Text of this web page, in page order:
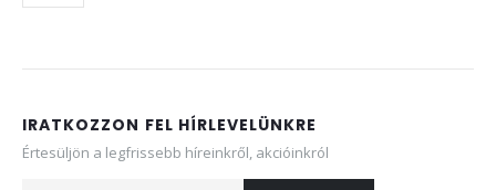
IRATKOZZON FEL HÍRLEVELÜNKRE
Értesüljön a legfrissebb híreinkről, akcióinkról